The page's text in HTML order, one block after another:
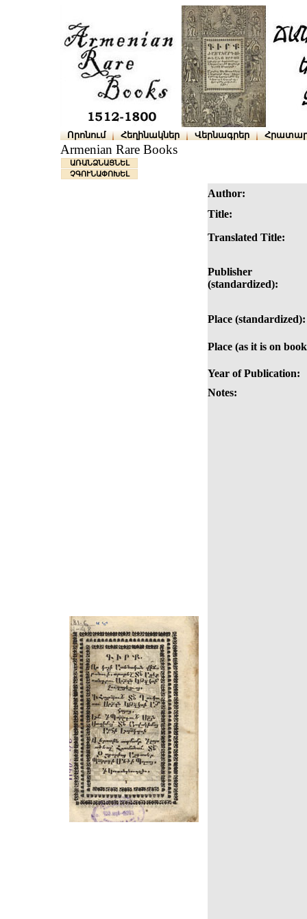
Որոնում Հեղինակներ Վերնագրեր
Armenian Rare Books
ԱՌԱՆՁՆԱՑՆԵԼ
ՉԳՈՒՆԱՓՈԽԵԼ
Author:
Title:
Translated Title:
Publisher
(standardized):
Place (standardized):
Place (as it is on
Year of Publication:
Notes: